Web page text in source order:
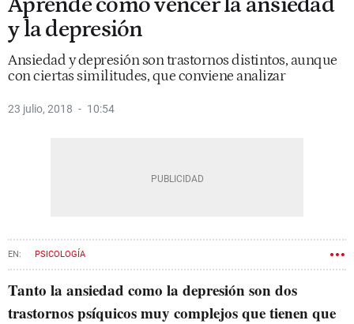
y la depresión
Ansiedad y depresión son trastornos distintos, aunque
con ciertas similitudes, que conviene analizar
23 julio, 2018 10:54
PSICOLOGÍA
Tanto la ansiedad como la depresión son dos
trastornos psíquicos muy complejos que tienen que